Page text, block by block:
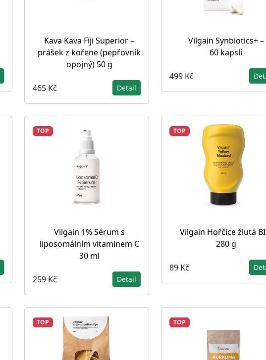
Kava Kava Fiji Superior –
prášek z kořene (pepřovník
opojný) 50 g
465 Kč Detail
Vilgain Synbiotics+ –
60 kapslí
499 Kč
TOP
Vilgain 1% Sérum s
liposomálním vitaminem C
30 ml
259 Kč Detail
TOP
Vilgain Hořčice žlutá
280 g
89 Kč
TOP TOP